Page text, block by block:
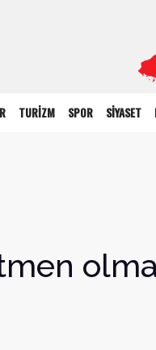
TURİZM SPOR SİYASET